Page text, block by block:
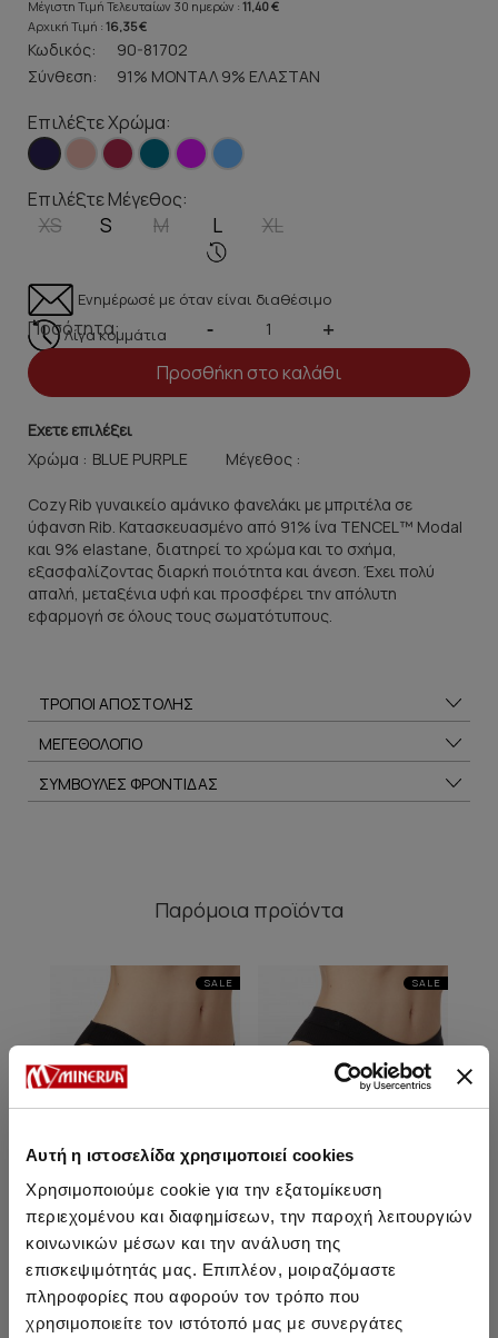
Αυτή η ιστοσελίδα χρησιμοποιεί cookies
Χρησιμοποιούμε cookie για την εξατομίκευση
περιεχομένου και διαφημίσεων, την παροχή λειτουργιών
κοινωνικών μέσων και την ανάλυση της
επισκεψιμότητάς μας. Επιπλέον, μοιραζόμαστε
πληροφορίες που αφορούν τον τρόπο που
χρησιμοποιείτε τον ιστότοπό μας με συνεργάτες
Μέγιστη Τιμή Τελευταίων 30 ημερών : 11,40 €
Αρχική Τιμή : 16,35 €
Κωδικός:
90-81702
Σύνθεση:
91% ΜΟΝΤΑΛ 9% ΕΛΑΣΤΑΝ
Επιλέξτε Χρώμα:
Επιλέξτε Μέγεθος:
XS S M L XL
Ενημέρωσέ με όταν είναι διαθέσιμο
Λίγα κομμάτια
Ποσότητα: - +
Προσθήκη στο καλάθι
Εχετε επιλέξει
Χρώμα :
Μέγεθος :
Cozy Rib γυναικείο αμάνικο φανελάκι με μπριτέλα σε
ύφανση Rib. Κατασκευασμένο από 91% ίνα TENCEL™ Modal
και 9% elastane, διατηρεί το χρώμα και το σχήμα,
εξασφαλίζοντας διαρκή ποιότητα και άνεση. Έχει πολύ
απαλή, μεταξένια υφή και προσφέρει την απόλυτη
εφαρμογή σε όλους τους σωματότυπους.
ΤΡΟΠΟΙ ΑΠΟΣΤΟΛΗΣ
ΜΕΓΕΘΟΛΟΓΙΟ
ΣΥΜΒΟΥΛΕΣ ΦΡΟΝΤΙΔΑΣ
Παρόμοια προϊόντα
SALE
Cozy Rib TENCEL™ Modal
Γυναικείο Rio Σλιπ
SALE
Cozy Rib TENCEL™ Modal
Γυναικείο Brazilian Σλιπ με
εξωτερικό λάστιχο